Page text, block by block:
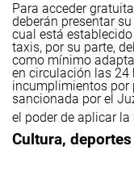
Para acceder
deberán presentar
cual está
taxis, por su parte,
como mínimo
en circulación las 24
incumplimientos por
sancionada por el
el poder de aplicar
Cultura,